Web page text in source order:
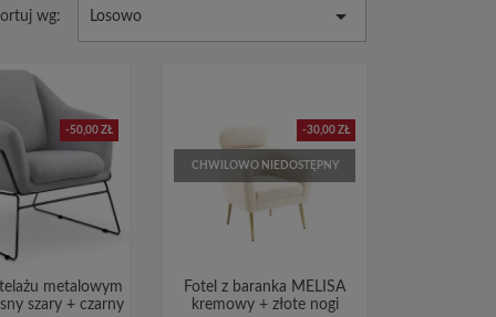
wg: Losowo 
-50,00 ZŁ
metalowym
szary + czarny
-30,00 ZŁ
CHWILOWO NIEDOSTĘPNY
Fotel z baranka MELISA
kremowy + złote nogi